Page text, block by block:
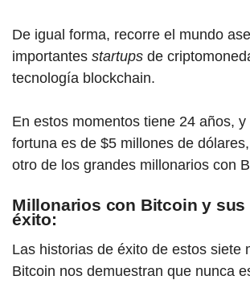
De igual forma, recorre el mundo
importantes startups de
tecnología blockchain.
En estos momentos tiene 24 años,
fortuna es de $5 millones de
otro de los grandes millonarios con
Millonarios con Bitcoin y sus
éxito:
Las historias de éxito de estos siete
Bitcoin nos demuestran que nunca